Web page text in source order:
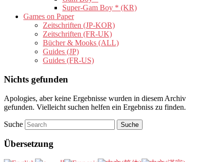
Super-Gam Boy * (KR)
Games on Paper
Zeitschriften (JP-KOR)
Zeitschriften (FR-UK)
Bücher & Mooks (ALL)
Guides (JP)
Guides (FR-US)
Nichts gefunden
Apologies, aber keine Ergebnisse wurden in diesem Archiv
gefunden. Vielleicht suchen helfen ein Ergebniss zu finden.
Suche
Übersetzung